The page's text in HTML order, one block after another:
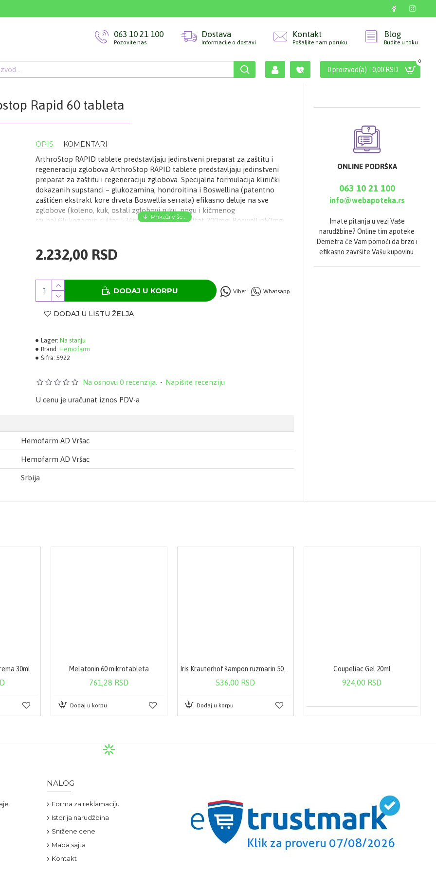
063 10 21 100
Pozovite nas
Dostava
Informacije o dostavi
Kontakt
Pošaljite nam poruku
Blog
Budite u toku
0 proizvod(a) - 0,00 RSD
0
Rapid 60 tableta
OPIS KOMENTARI
ArthroStop RAPID tablete predstavljaju jedinstveni preparat za zaštitu i
regeneraciju zglobova ArthroStop RAPID tablete predstavljaju jedinstveni
preparat za zaštitu i regeneraciju zglobova. Specijalna formulacija klinički
dokazanih supstanci – glukozamina, hondroitina i Boswellina (patentno
zaštićen ekstrakt kore drveta Boswellia serrata) efikasno deluje na sve
zglobove (koleno, kuk, ostali zglobovi ruku, nogu i kičmenog
stuba).Glukozamin sulfat 534mg, Hondroitin sulfat 200mg, Boswellin50mg ,
Lager: Na stanju
Brand: Hemofarm
Šifra: 5922
Na osnovu 0 recenzija. - Napišite recenziju
2.232,00 RSD
DODAJ U KORPU Viber Whatsapp
DODAJ U LISTU ŽELJA
U cenu je uračunat iznos PDV-a
Hemofarm AD Vršac
Hemofarm AD Vršac
Srbija
ONLINE PODRŠKA
063 10 21 100
info@webapoteka.rs
Imate pitanja u vezi Vaše
narudžbine? Online tim apoteke
Demetra će Vam pomoći da brzo i
efikasno završite Vašu kupovinu.
30ml Melatonin 60 mikrotableta
761,28 RSD
Dodaj u korpu
Iris Krauterhof šampon ruzmarin 500ml
536,00 RSD
Dodaj u korpu
Coupeliac Gel 20ml
924,00 RSD
NALOG
Forma za reklamaciju
Istorija narudžbina
Snižene cene
Mapa sajta
Kontakt